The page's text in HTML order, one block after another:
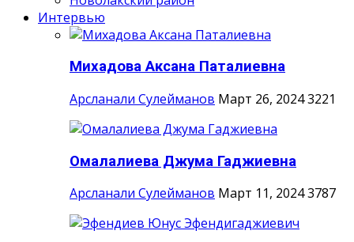
Интервью
Михадова Аксана Паталиевна
Арсланали Сулейманов Март 26, 20243221
Омалалиева Джума Гаджиевна
Арсланали Сулейманов Март 11, 20243787